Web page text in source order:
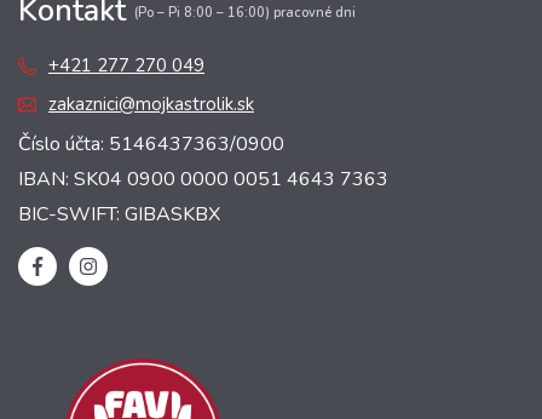
Kontakt (Po – Pi 8:00 – 16:00) pracovné dni
+421 277 270 049
zakaznici@mojkastrolik.sk
Číslo účta: 5146437363/0900
IBAN: SK04 0900 0000 0051 4643 7363
BIC-SWIFT: GIBASKBX